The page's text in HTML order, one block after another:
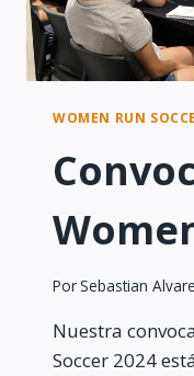
WOMEN RUN
PorSebastian
Nuestra
Soccer 2024